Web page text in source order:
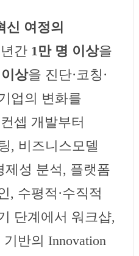
신 여정의
간 1만 명 이상을
상을 진단·코칭·
업의 변화를
셉 개발부터
, 비즈니스모델
제성 분석, 플랫폼
, 수평적·수직적
단계에서 워크샵,
반의 Innovation